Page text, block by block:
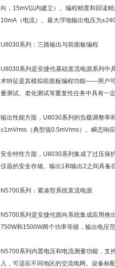
向，15mV以内建立）。编程精度和回读
10mA（电流）。最大浮地输出电压为
U8030系列：三路输出与前面板编程
U8030系列是安捷伦基础直流电源系列中
术特征是其模拟前面板编程功能——用户
量测试、老化测试等重复性任务中具有一定
输出性能方面，U8030系列的负载调整率
≤1mVrms（典型值0.5mVrms）。瞬态响
安全特性方面，U8030系列集成了过压保
仪器的安全存储。输出1和输出2之间具备
N5700系列：紧凑型系统直流电源
N5700系列是安捷伦面向系统集成应用推
750W和1500W两个功率等级，输出电压
N5700系列内置电压和电流测量功能，支
入，可适应不同地区的交流电网。设备标